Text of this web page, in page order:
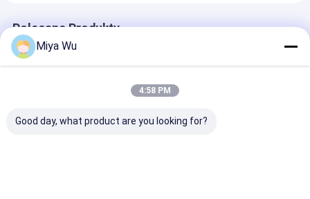
Polecane Produkty
Miya Wu
4:58 PM
Good day, what product are you looking for?